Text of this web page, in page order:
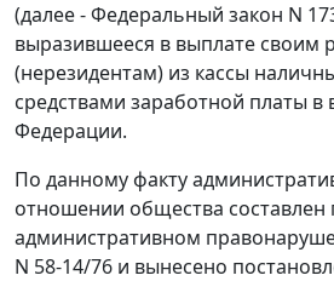
(далее - Федеральный закон N
выразившееся в выплате своим
(нерезидентам) из кассы
средствами заработной платы в
Федерации.
По данному факту
отношении общества составлен
административном
N 58-14/76 и вынесено